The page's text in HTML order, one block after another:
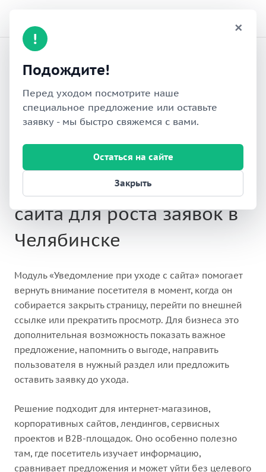
Уведомление при уходе
с сайта
Главная — О компании — Демо —
Демо решений для 1С-Битрикс —
Уведомление при уходе с сайта
Уведомление при уходе с
сайта для роста заявок в
Челябинске
Модуль «Уведомление при уходе с сайта» помогает
вернуть внимание посетителя в момент, когда он
собирается закрыть страницу, перейти по внешней
ссылке или прекратить просмотр. Для бизнеса это
дополнительная возможность показать важное
предложение, напомнить о выгоде, направить
пользователя в нужный раздел или предложить
оставить заявку до ухода.
Решение подходит для интернет-магазинов,
корпоративных сайтов, лендингов, сервисных
проектов и B2B-площадок. Оно особенно полезно
там, где посетитель изучает информацию,
сравнивает предложения и может уйти без целевого
×
!
Подождите!
Перед уходом посмотрите наше
специальное предложение или оставьте
заявку - мы быстро свяжемся с вами.
Остаться на сайте
Закрыть